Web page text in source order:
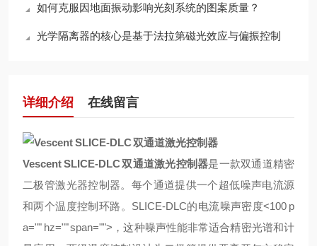
如何克服因地面振动影响光刻系统的图案质量？
光学隔离器的核心是基于法拉第磁光效应与偏振控制
详细介绍 在线留言
Vescent SLICE-DLC 双通道激光控制器是一款双通道精密
二极管激光器控制器。每个通道提供一个超低噪声电流源
和两个温度控制环路。 SLICE-DLC的电流噪声密度<100 p
a="" hz="" span=""> ，这种噪声性能非常适合精密光谱和计